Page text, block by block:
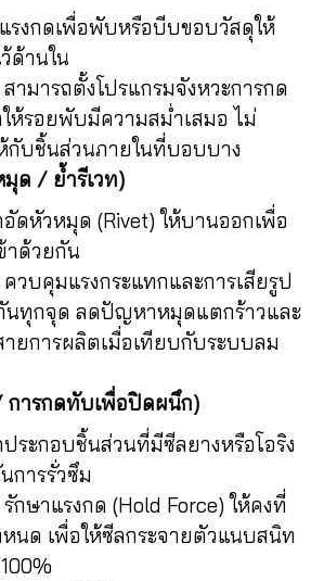
รงกดเพื่อพับหรือบีบขอบวัสดุให้
ด้านใน
สามารถตั้งโปรแกรมจังหวะการกด
ห้รอยพับมีความสม่ำเสมอ ไม่
กับชิ้นส่วนภายในที่บอบบาง
มุด / ย้ำรีเวท)
ดหัวหมุด (Rivet) ให้บานออกเพื่อ
าด้วยกัน
ควบคุมแรงกระแทกและการเสียรูป
นทุกจุด ลดปัญหาหมุดแตกร้าวและ
ายการผลิตเมื่อเทียบกับระบบลม
การกดทับเพื่อปิดผนึก)
ระกอบชิ้นส่วนที่มีซีลยางหรือโอริง
การรั่วซึม
รักษาแรงกด (Hold Force) ให้คงที่
หนด เพื่อให้ซีลกระจายตัวแนบสนิท